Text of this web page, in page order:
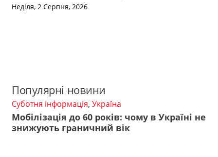
Неділя, 2 Серпня, 2026
Популярні новини
Суботня інформація, Україна
Мобілізація до 60 років: чому в Україні не
знижують граничний вік